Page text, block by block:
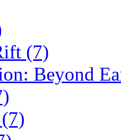
(7)
Beyond